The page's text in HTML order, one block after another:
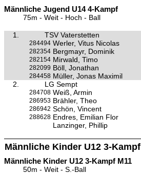
Männliche Jugend U14 4-Kampf
75m - Weit - Hoch - Ball
1. TSV Vaterstetten
284494 Werler, Vitus Nicolas
282354 Bergmayr, Dominik
282154 Mirwald, Timo
282099 Böll, Jonathan
284458 Müller, Jonas Maximil
2.
LG Sempt
284708 Weiß, Armin
286953 Brähler, Theo
286942 Schön, Vincent
288628 Endres, Emilian Flor
Lanzinger, Phillip
Männliche Kinder U12 3-Kampf
Männliche Kinder U12 3-Kampf M11
50m - Weit - S.-Ball